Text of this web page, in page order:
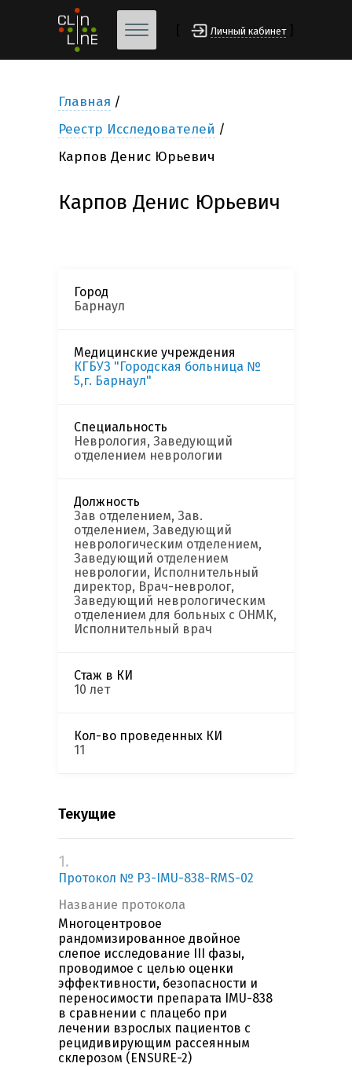
Личный кабинет
Главная
Реестр Исследователей
Карпов Денис Юрьевич
Карпов Денис Юрьевич
Город
Барнаул
Медицинские учреждения
КГБУЗ "Городская больница №
5,г. Барнаул"
Специальность
Неврология, Заведующий
отделением неврологии
Должность
Зав отделением, Зав.
отделением, Заведующий
неврологическим отделением,
Заведующий отделением
неврологии, Исполнительный
директор, Врач-невролог,
Заведующий неврологическим
отделением для больных с ОНМК,
Исполнительный врач
Стаж в КИ
10 лет
Кол-во проведенных КИ
11
Текущие
1.
Протокол № P3-IMU-838-RMS-02
Название протокола
Многоцентровое
рандомизированное двойное
слепое исследование III фазы,
проводимое с целью оценки
эффективности, безопасности и
переносимости препарата IMU-838
в сравнении с плацебо при
лечении взрослых пациентов с
рецидивирующим рассеянным
склерозом (ENSURE-2)